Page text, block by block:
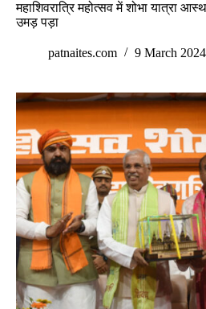
महाशिवरात्रि महोत्सव में शोभा यात्रा
उमड़ पड़ा
patnaites.com 9 March 2024